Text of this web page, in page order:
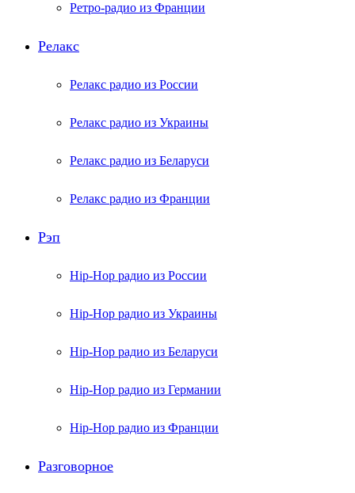
Ретро-радио из Франции
Релакс
Релакс радио из России
Релакс радио из Украины
Релакс радио из Беларуси
Релакс радио из Франции
Рэп
Hip-Hop радио из России
Hip-Hop радио из Украины
Hip-Hop радио из Беларуси
Hip-Hop радио из Германии
Hip-Hop радио из Франции
Разговорное